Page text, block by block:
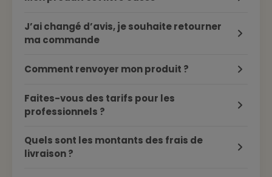
J’ai changé d’avis, je souhaite retourner
ma commande
Comment renvoyer mon produit ?
Faites-vous des tarifs pour les
professionnels ?
Quels sont les montants des frais de
livraison ?